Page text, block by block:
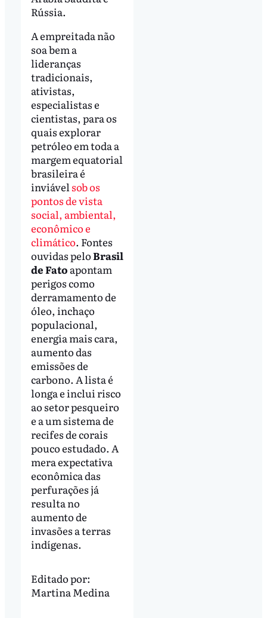
Rússia.
A empreitada não
soa bem a
lideranças
tradicionais,
ativistas,
especialistas e
cientistas, para os
quais explorar
petróleo em toda a
margem equatorial
brasileira é
inviávelsob os
pontos de vista
social, ambiental,
econômico e
climático. Fontes
ouvidas peloBrasil
de Fato apontam
perigos como
derramamento de
óleo, inchaço
populacional,
energia mais cara,
aumento das
emissões de
carbono. A lista é
longa e inclui risco
ao setor pesqueiro
e a um sistema de
recifes de corais
pouco estudado. A
mera expectativa
econômica das
perfurações já
resulta no
aumento de
invasões a terras
indígenas.
Editado por:
Martina Medina